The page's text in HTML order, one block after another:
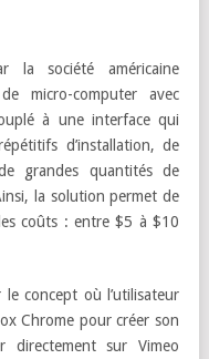
la société américaine
micro-computer avec
à une interface qui
d’installation, de
grandes quantités de
la solution permet de
coûts : entre $5 à $10
concept où l’utilisateur
Chrome pour créer son
directement sur Vimeo